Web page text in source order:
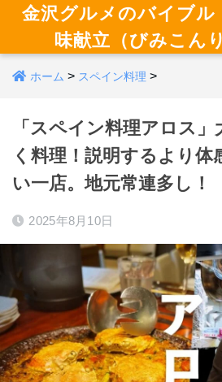
金沢グルメのバイブル
味献立（びみこん
ホーム > スペイン料理 >
「スペイン料理アロス
く料理！説明するより体
い一店。地元常連多し！
2025年8月10日